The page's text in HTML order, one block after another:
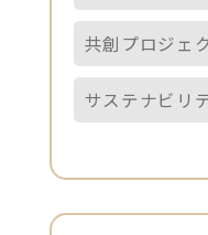
共創プロジェ
サステナビリ